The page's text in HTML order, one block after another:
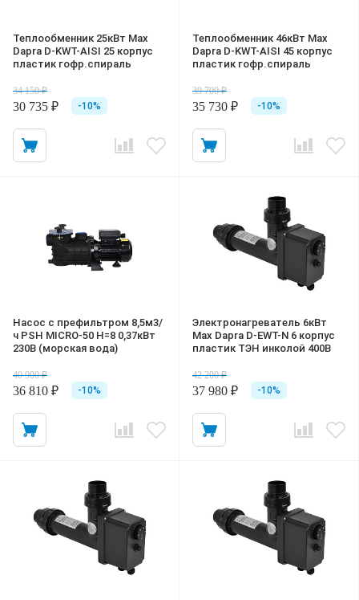
Теплообменник 25кВт Max
Dapra D-KWT-AISI 25 корпус
пластик гофр.спираль
34 150 ₽
30 735 ₽ -10%
Теплообменник 46кВт Max
Dapra D-KWT-AISI 45 корпус
пластик гофр.спираль
39 700 ₽
35 730 ₽ -10%
Насос с префильтром 8,5м3/
ч PSH MICRO-50 Н=8 0,37кВт
230В (морская вода)
40 900 ₽
36 810 ₽ -10%
Электронагреватель 6кВт
Max Dapra D-EWT-N 6 корпус
пластик ТЭН инколой 400В
42 200 ₽
37 980 ₽ -10%